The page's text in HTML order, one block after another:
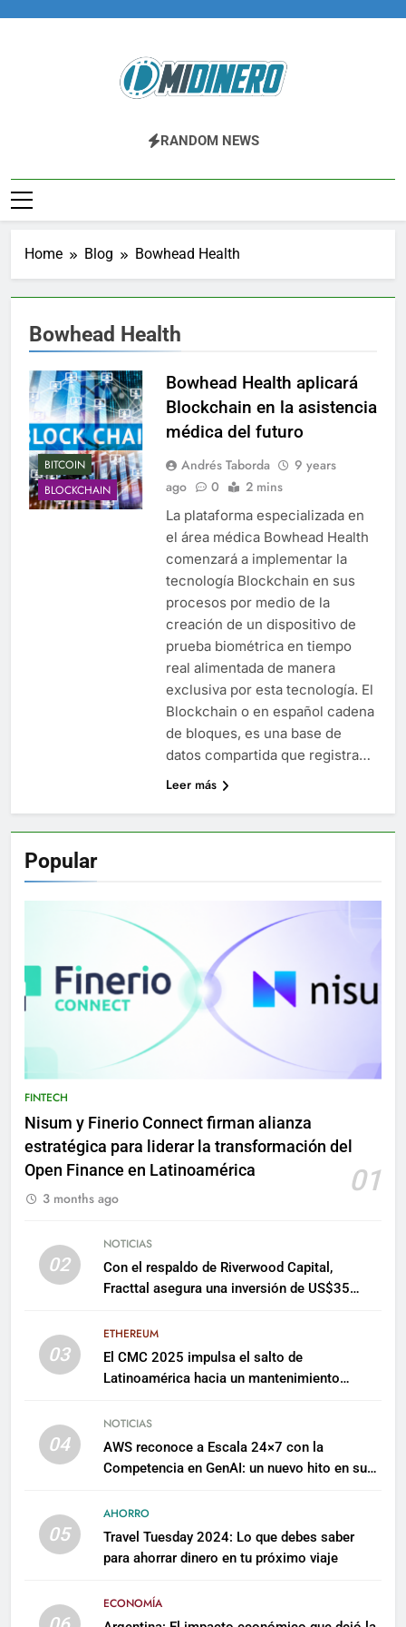
Midinero.co
Fintech, Criptomonedas
RANDOM NEWS
Home Blog Bowhead Health
Bowhead Health
BITCOIN
BLOCKCHAIN
Bowhead Health aplicará
Blockchain en la asistencia
médica del futuro
Andrés Taborda
9 years
ago
0 2 mins
La plataforma especializada en
el área médica Bowhead Health
comenzará a implementar la
tecnología Blockchain en sus
procesos por medio de la
creación de un dispositivo de
prueba biométrica en tiempo
real alimentada de manera
exclusiva por esta tecnología. El
Blockchain o en español cadena
de bloques, es una base de
datos compartida que registra…
Leer más
Popular
FINTECH
Nisum y Finerio Connect firman alianza
estratégica para liderar la transformación del
Open Finance en Latinoamérica
01
3 months ago
02
NOTICIAS
Con el respaldo de Riverwood Capital,
Fracttal asegura una inversión de US$35
03
ETHEREUM
El CMC 2025 impulsa el salto de
Latinoamérica hacia un mantenimiento
04
NOTICIAS
AWS reconoce a Escala 24×7 con la
Competencia en GenAI: un nuevo hito en su
05
AHORRO
Travel Tuesday 2024: Lo que debes saber
para ahorrar dinero en tu próximo viaje
ECONOMÍA